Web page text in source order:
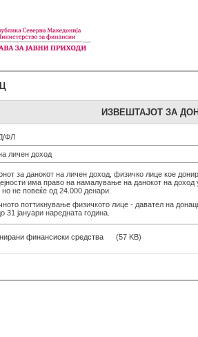
ИЗВЕШТАЈОТ ЗА
ФЛ
личен доход
за данокот на личен доход, физичко лице кое
има право на намалување на данокот на
но не повеќе од 24.000 денари.
поттикнување физичкото лице - давател на
31 јануари наредната година.
финансиски средства (57 KB)